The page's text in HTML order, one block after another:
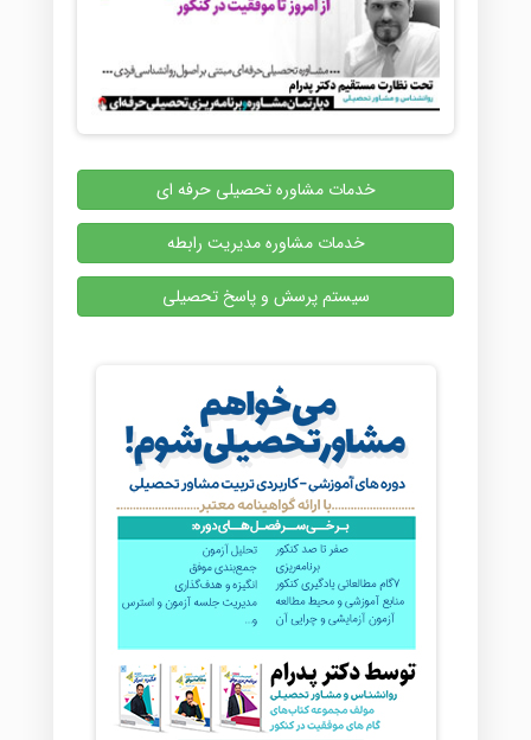
خدمات مشاوره تحصیلی حرفه ای
خدمات مشاوره مدیریت رابطه
سیستم پرسش و پاسخ تحصیلی